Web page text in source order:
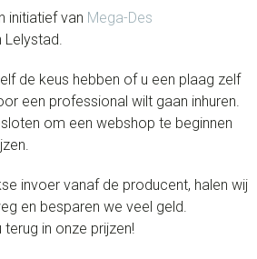
initiatief van Mega-Des
Lelystad.
de keus hebben of u een plaag zelf
een professional wilt gaan inhuren.
om een webshop te beginnen
invoer vanaf de producent, halen wij
en besparen we veel geld.
in onze prijzen!